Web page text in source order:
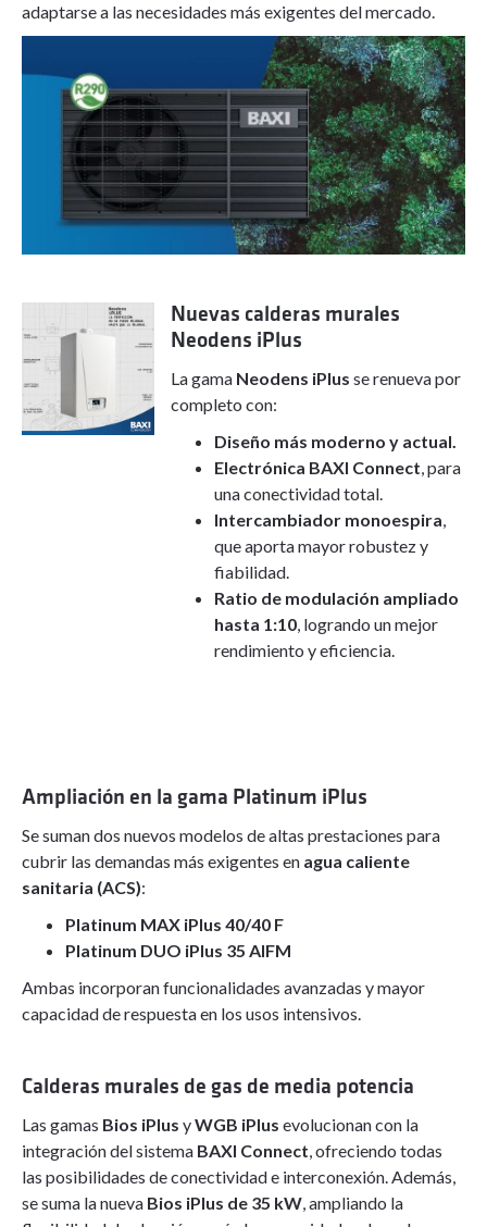
adaptarse a las necesidades más exigentes del mercado.
Nuevas calderas murales
Neodens iPlus
La gama Neodens iPlus se renueva por
completo con:
Diseño más moderno y actual.
Electrónica BAXI Connect, para
una conectividad total.
Intercambiador monoespira,
que aporta mayor robustez y
fiabilidad.
Ratio de modulación ampliado
hasta 1:10, logrando un mejor
rendimiento y eficiencia.
Ampliación en la gama Platinum iPlus
Se suman dos nuevos modelos de altas prestaciones para
cubrir las demandas más exigentes en agua caliente
sanitaria (ACS):
Platinum MAX iPlus 40/40 F
Platinum DUO iPlus 35 AIFM
Ambas incorporan funcionalidades avanzadas y mayor
capacidad de respuesta en los usos intensivos.
Calderas murales de gas de media potencia
Las gamas Bios iPlus yWGB iPlus evolucionan con la
integración del sistema BAXI Connect, ofreciendo todas
las posibilidades de conectividad e interconexión. Además,
se suma la nueva Bios iPlus de 35 kW, ampliando la